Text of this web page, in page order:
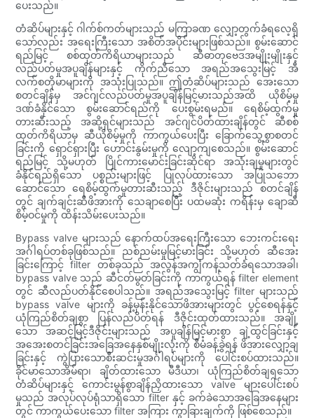
ပေးသည်။
တံဆိပ်များနှင့် ဂါက်စ်ကတ်များသည် မကြာခဏ လျှော့တွက်ခံရလေ့ရှိ
သော်လည်း အရေးကြီးသော အစိတ်အပိုင်းများဖြစ်သည်။ စွမ်းဆောင်
ရည်မြင့် စစ်ထုတ်ကိရိယာများသည် ဆီဓာတုဗေဒအမျိုးမျိုးနှင့်
လည်ပတ်မှုအပူချိန်များနှင့် ကိုက်ညီသော အရည်အသွေးမြင့် အီ
လက်စတိုမာများကို အသုံးပြုသည်။ ဤတံဆိပ်များသည် အေးသော
စတင်ချိန်မှ အင်ဂျင်လည်ပတ်မှုအပူချိန်မြင့်မားသည်အထိ ယိုစိမ့်မှု
ဒဏ်ခံနိုင်သော စွမ်းဆောင်ရည်ကို ပေးစွမ်းရမည်။ ရေစိမ့်ထွက်မှု
တားဆီးသည့် အဆို့ရှင်များသည် အင်ဂျင်ပိတ်ထားချိန်တွင် ဆီစစ်
ထုတ်ကိရိယာမှ ဆီယိုစိမ့်မှုကို ကာကွယ်ပေးပြီး ခြောက်သွေ့စွာစတင်
ခြင်းကို ရှောင်ရှားပြီး ဟောင်းနွမ်းမှုကို လျော့ကျစေသည်။ စွမ်းဆောင်
ရည်မြင့် သို့မဟုတ် ပြိုင်ကားမောင်းခြင်းဆိုင်ရာ အသုံးချမှုများတွင်
ခံနိုင်ရည်ရှိသော ပစ္စည်းများဖြင့် ပြုလုပ်ထားသော အပြုသဘော
ဆောင်သော ရေစိမ့်ထွက်မှုတားဆီးသည့် ဒီဇိုင်းများသည် စတင်ချိန်
တွင် ချက်ချင်းဆီဖိအားကို သေချာစေပြီး ပထမဆုံး ကရိန်းမှ ချောဆီ
စိမ့်ဝင်မှုကို ထိန်းသိမ်းပေးသည်။
Bypass valve များသည် နောက်ထပ်အရေးကြီးသော ဘေးကင်းရေး
အင်္ဂါရပ်တစ်ခုဖြစ်သည်။ ညစ်ညမ်းမှုမြင့်မားခြင်း သို့မဟုတ် ဆီအေး
ခြင်းကြောင့် filter တစ်ခုသည် အလွန်အကျွံကန့်သတ်ခံရသောအခါ၊
bypass valve သည် ဆီငတ်မွတ်ခြင်းကို ကာကွယ်ရန် filter element
တွင် ဆီလည်ပတ်နိုင်စေပါသည်။ အရည်အသွေးမြင့် filter များသည်
bypass valve များကို ခန့်မှန်းနိုင်သောဖိအားများတွင် ပွင့်စေရန်နှင့်
ယုံကြည်စိတ်ချစွာ ပြန်လည်ပိတ်ရန် ဒီဇိုင်းထုတ်ထားသည်။ အချို့
သော အဆင့်မြင့်ဒီဇိုင်းများသည် အပူချိန်မြင့်မားစွာ ချဲ့ထွင်ခြင်းနှင့်
အအေးစတင်ခြင်းအခြေအနေနှစ်မျိုးလုံးကို စီမံခန့်ခွဲရန် ဖိအားလျှော့ချ
ခြင်းနှင့် ကွဲပြားသောစီးဆင်းမှုအင်္ဂါရပ်များကို ပေါင်းစပ်ထားသည်။
ခိုင်မာသောအိမ်ရာ၊ ချိတ်ထားသော မီဒီယာ၊ ယုံကြည်စိတ်ချရသော
တံဆိပ်များနှင့် ကောင်းမွန်စွာချိန်ညှိထားသော valve များပေါင်းစပ်
မှုသည် အလုပ်လုပ်ရုံသာရှိသော filter နှင့် ခက်ခဲသောအခြေအနေများ
တွင် ကာကွယ်ပေးသော filter အကြား ကွာခြားချက်ကို ဖြစ်စေသည်။